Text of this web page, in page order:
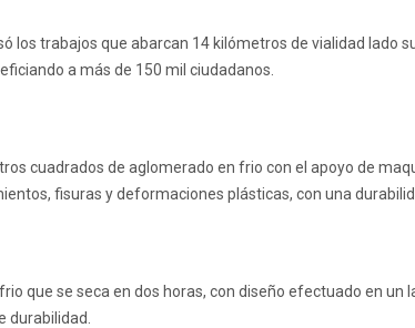
los trabajos que abarcan 14 kilómetros de vialidad lado
a más de 150 mil ciudadanos.
cuadrados de aglomerado en frio con el apoyo de
fisuras y deformaciones plásticas, con una
que se seca en dos horas, con diseño efectuado en
durabilidad.